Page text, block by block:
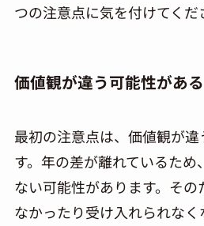
つの注意点に気を付けてくだ
価値観が違う可能性がある
最初の注意点は、価値観が
す。年の差が離れているた
ない可能性があります。そ
なかったり受け入れられな